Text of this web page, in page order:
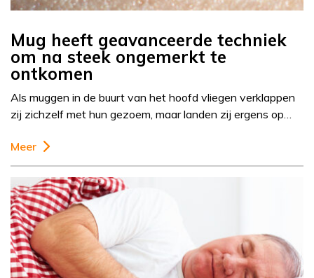
Mug heeft geavanceerde techniek
om na steek ongemerkt te
ontkomen
Als muggen in de buurt van het hoofd vliegen verklappen
zij zichzelf met hun gezoem, maar landen zij ergens op…
Meer